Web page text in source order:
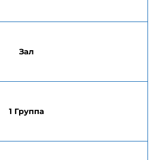
Зал
1 Группа